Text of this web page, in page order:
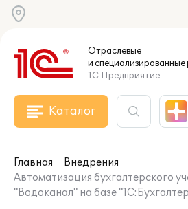
Отраслевые
и специализированные
1С:Предприятие
Каталог
Главная
Внедрения
Автоматизация бухгалтерского
"Водоканал" на базе